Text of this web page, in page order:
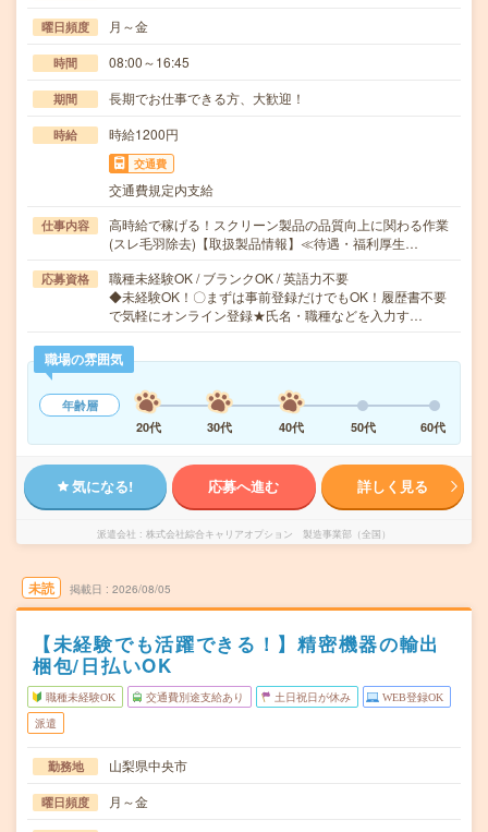
曜日頻度 月～金
時間 08:00～16:45
期間 長期でお仕事できる方、大歓迎！
時給 時給1200円
交通費
交通費規定内支給
仕事内容
高時給で稼げる！スクリーン製品の品質向上に関わる作業
(スレ毛羽除去)【取扱製品情報】≪待遇・福利厚生…
応募資格
職種未経験OK / ブランクOK / 英語力不要
◆未経験OK！〇まずは事前登録だけでもOK！履歴書不要
で気軽にオンライン登録★氏名・職種などを入力す…
職場の雰囲気
年齢層
20代
30代 40代 50代 60代
気になる! 応募へ進む 詳しく見る
派遣会社 株式会社綜合キャリアオプション 製造事業部（全国）
未読 掲載日 2026/08/05
【未経験でも活躍できる！】精密機器の輸出
梱包/日払いOK
職種未経験OK 交通費別途支給あり 土日祝日が休み WEB登録OK
派遣
勤務地 山梨県中央市
曜日頻度 月～金